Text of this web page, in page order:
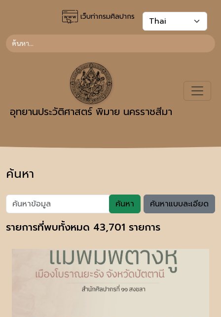
เว็บท่ากรมศิลปากร
อุทยานประวัติศาสตร์ พิมาย นครราชสีมา
ค้นหา
ค้นหา ค้นหาแบบละเอียด
รายการที่พบทั้งหมด 43,701 รายการ